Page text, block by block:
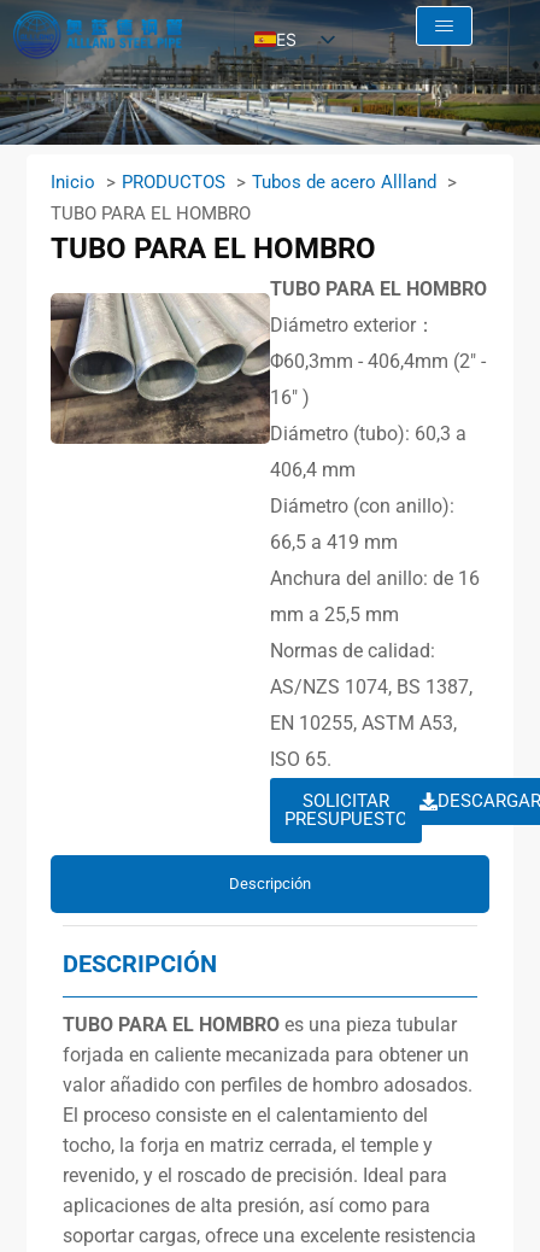
ES
EN
AR
Inicio PRODUCTOS
Tubos de acero Allland
TUBO PARA EL HOMBRO
TUBO PARA EL HOMBRO
TUBO PARA EL HOMBRO
Diámetro exterior：
Φ60,3mm - 406,4mm (2″ -
16″ )
Diámetro (tubo): 60,3 a
406,4 mm
Diámetro (con anillo):
66,5 a 419 mm
Anchura del anillo: de 16
mm a 25,5 mm
Normas de calidad:
AS/NZS 1074, BS 1387,
EN 10255, ASTM A53,
ISO 65.
SOLICITAR
PRESUPUESTO
Descripción
DESCRIPCIÓN
TUBO PARA EL HOMBRO es una pieza tubular
forjada en caliente mecanizada para obtener un
valor añadido con perfiles de hombro adosados.
El proceso consiste en el calentamiento del
tocho, la forja en matriz cerrada, el temple y
revenido, y el roscado de precisión. Ideal para
aplicaciones de alta presión, así como para
soportar cargas, ofrece una excelente resistencia